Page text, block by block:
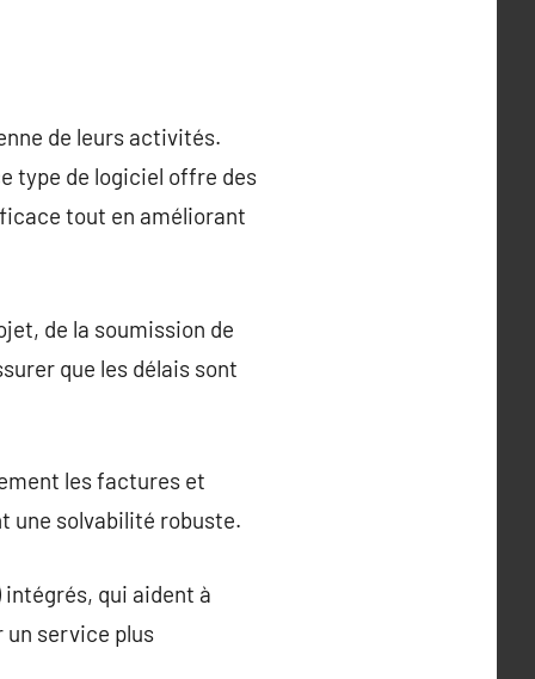
de leurs activités.
type de logiciel offre des
tout en améliorant
de la soumission de
que les délais sont
les factures et
une solvabilité robuste.
qui aident à
service plus